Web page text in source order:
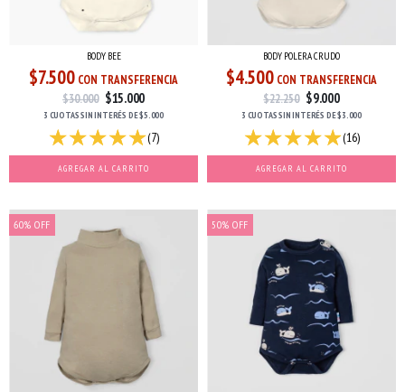
BODY BEE
$7.500 CON TRANSFERENCIA
$30.000 $15.000
3 CUOTASSIN INTERÉS DE$5.000
(7)
AGREGAR AL CARRITO
BODY POLERA CRUDO
$4.500 CON TRANSFERENCIA
$22.250 $9.000
3 CUOTASSIN INTERÉS DE$3.000
(16)
AGREGAR AL CARRITO
60% OFF 50% OFF